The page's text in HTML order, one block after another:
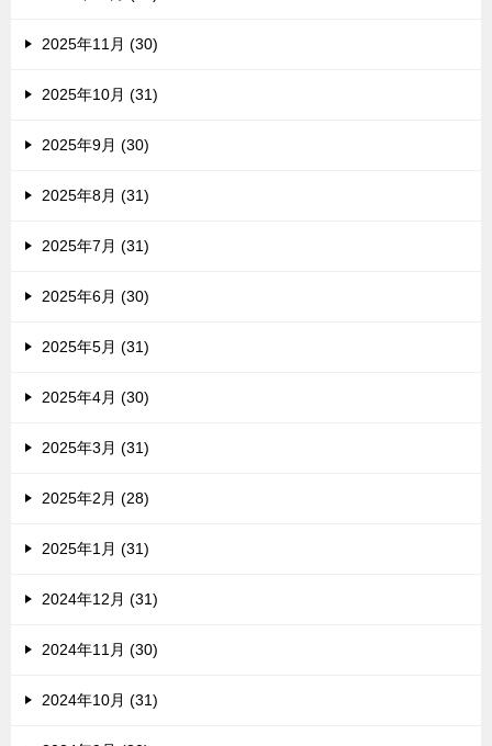
2025年11月 (30)
2025年10月 (31)
2025年9月 (30)
2025年8月 (31)
2025年7月 (31)
2025年6月 (30)
2025年5月 (31)
2025年4月 (30)
2025年3月 (31)
2025年2月 (28)
2025年1月 (31)
2024年12月 (31)
2024年11月 (30)
2024年10月 (31)